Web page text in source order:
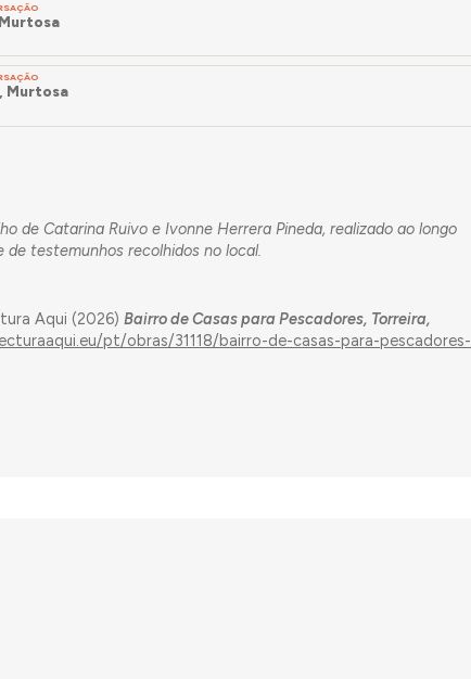
Murtosa
de Catarina Ruivo e Ivonne Herrera Pineda, realizado ao longo
testemunhos recolhidos no local.
Aqui (2026)Bairro de Casas para Pescadores, Torreira,
pt/obras/31118/bairro-de-casas-para-pescadores-